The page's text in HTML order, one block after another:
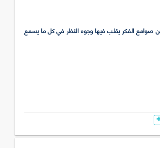
صوامع الفكر يقلب فيها وجوه النظر في كل ما يسمع